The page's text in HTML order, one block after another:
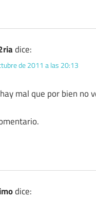
dice:
de 2011 a las 20:13
mal que por bien no
dice: